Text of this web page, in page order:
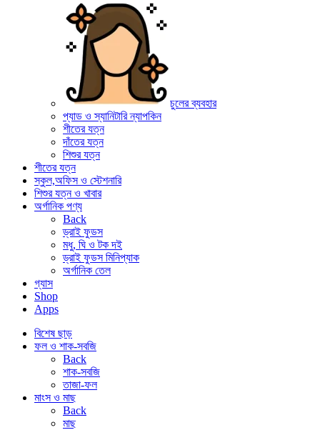
চুলের ব্যবহার
প্যাড ও স্যানিটারি ন্যাপকিন
শীতের যত্ন
দাঁতের যত্ন
শিশুর যত্ন
শীতের যত্ন
স্কুল,অফিস ও স্টেশনারি
শিশুর যত্ন ও খাবার
অর্গানিক পণ্য
Back
ড্রাই ফুডস
মধু, ঘি ও টক দই
ড্রাই ফুডস মিনিপ্যাক
অর্গানিক তেল
গ্যাস
Shop
Apps
বিশেষ ছাড়
ফল ও শাক-সবজি
Back
শাক-সবজি
তাজা-ফল
মাংস ও মাছ
Back
মাছ